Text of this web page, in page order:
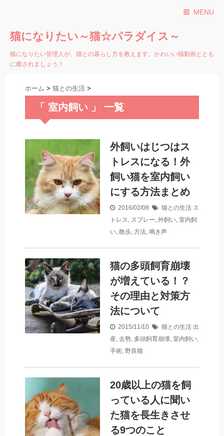
MENU
猫になりたい～猫☆パラダイス～
猫になりたい管理人が、猫との暮らし方を教えます。かわいい猫動画ととも
に癒されましょう！
ホーム > 猫との生活 >
「 室内飼い 」 一覧
外飼いはじつはス
トレスになる！外
飼い猫を室内飼い
にする方法まとめ
2016/02/08 猫との生活 ス
トレス, スプレー, 外飼い, 室内飼
い, 散歩, 方法, 鳴き声
猫の多頭飼育崩壊
が増えている！？
その理由と対策方
法について
2015/11/10 猫との生活 出
産, 去勢, 多頭飼育崩壊, 室内飼い,
手術, 野良猫
20歳以上の猫を飼
っている人に聞い
た猫を長生きさせ
る9つのこと